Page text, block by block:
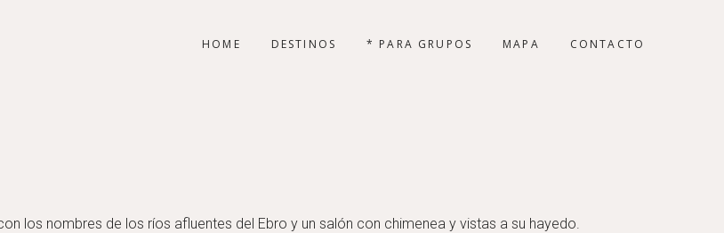
HOME DESTINOS * PARA GRUPOS MAPA CONTACTO
los nombres de los ríos afluentes del Ebro y un salón con chimenea y vistas a su hayedo.